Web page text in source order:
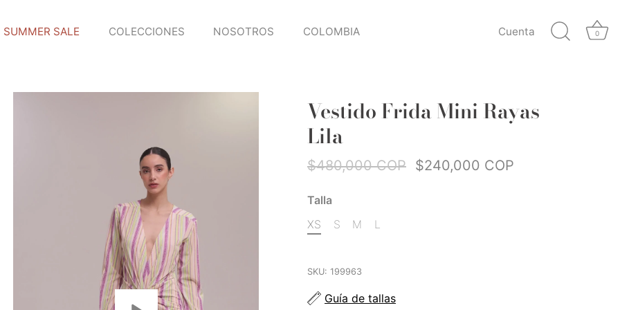
SUMMER SALE COLECCIONES NOSOTROS COLOMBIA Cuenta 0
Vestido Frida Mini Rayas
Lila
$480,000 COP $240,000 COP
Talla
XS
S M L
SKU: 199963
Guía de tallas